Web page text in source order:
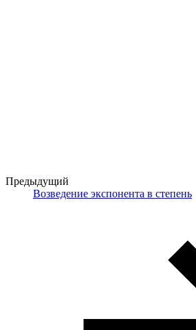
Предыдущий
Возведение экспонента в степень